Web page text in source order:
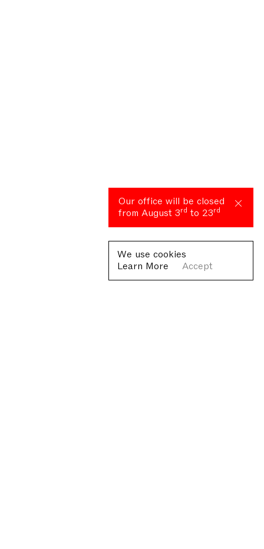
Our office will be closed
from August 3rd to 23rd
We use cookies
Learn More
Accept